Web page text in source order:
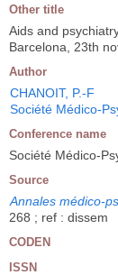
Other title
Aids and
Barcelona, 23th
Author
CHANOIT, P.-F
Société Médico-
Conference name
Société Médico-
Source
Annales médico-
268 ; ref : dissem
CODEN
ISSN